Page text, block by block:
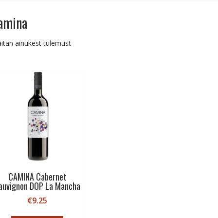
ainukest tulemust
CAMINA Cabernet
DOP La Mancha
€9.25